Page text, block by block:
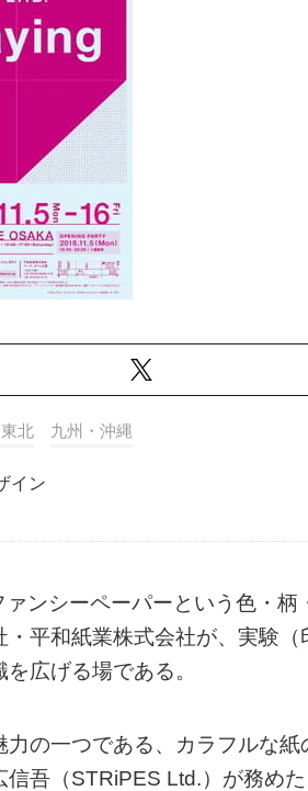
北 九州・沖縄
イン
ンシーペーパーという色・柄
平和紙業株式会社が、実験（
広げる場である。
の一つである、カラフルな紙
吾（STRiPES Ltd.）が務めた